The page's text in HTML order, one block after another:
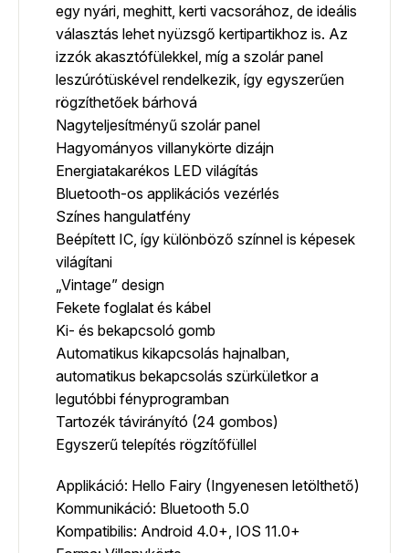
egy nyári, meghitt, kerti vacsorához, de ideális
választás lehet nyüzsgő kertipartikhoz is. Az
izzók akasztófülekkel, míg a szolár panel
leszúrótüskével rendelkezik, így egyszerűen
rögzíthetőek bárhová
Nagyteljesítményű szolár panel
Hagyományos villanykörte dizájn
Energiatakarékos LED világítás
Bluetooth-os applikációs vezérlés
Színes hangulatfény
Beépített IC, így különböző színnel is képesek
világítani
„Vintage” design
Fekete foglalat és kábel
Ki- és bekapcsoló gomb
Automatikus kikapcsolás hajnalban,
automatikus bekapcsolás szürkületkor a
legutóbbi fényprogramban
Tartozék távirányító (24 gombos)
Egyszerű telepítés rögzítőfüllel
Applikáció: Hello Fairy (Ingyenesen letölthető)
Kommunikáció: Bluetooth 5.0
Kompatibilis: Android 4.0+, IOS 11.0+